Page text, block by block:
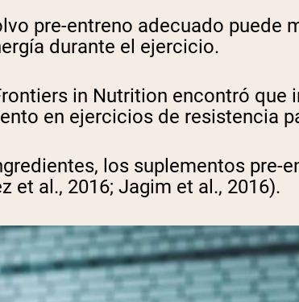
pre-entreno adecuado
durante el ejercicio.
in Nutrition encontró
en ejercicios de resistencia
los suplementos pre-
et al., 2016; Jagim et al., 2016).